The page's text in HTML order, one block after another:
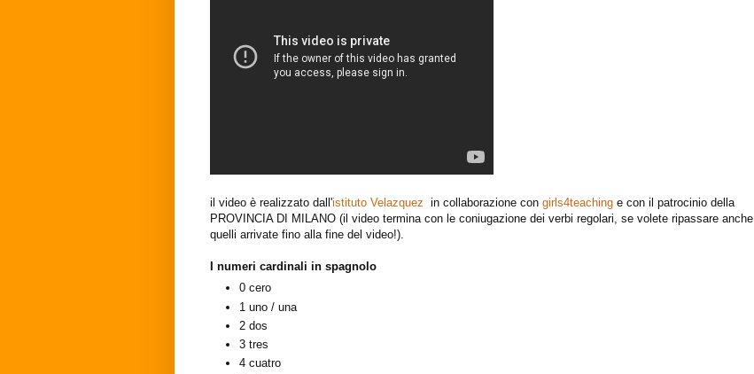
il video è realizzato dall'istituto Velazquez in collaborazione con girls4teaching e con il patrocinio della
PROVINCIA DI MILANO (il video termina con le coniugazione dei verbi regolari, se volete ripassare anche
quelli arrivate fino alla fine del video!).
I numeri cardinali in spagnolo
0 cero
1 uno / una
2 dos
3 tres
4 cuatro